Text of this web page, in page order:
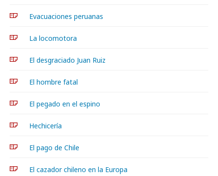
Evacuaciones peruanas
La locomotora
El desgraciado Juan Ruiz
El hombre fatal
El pegado en el espino
Hechicería
El pago de Chile
El cazador chileno en la Europa